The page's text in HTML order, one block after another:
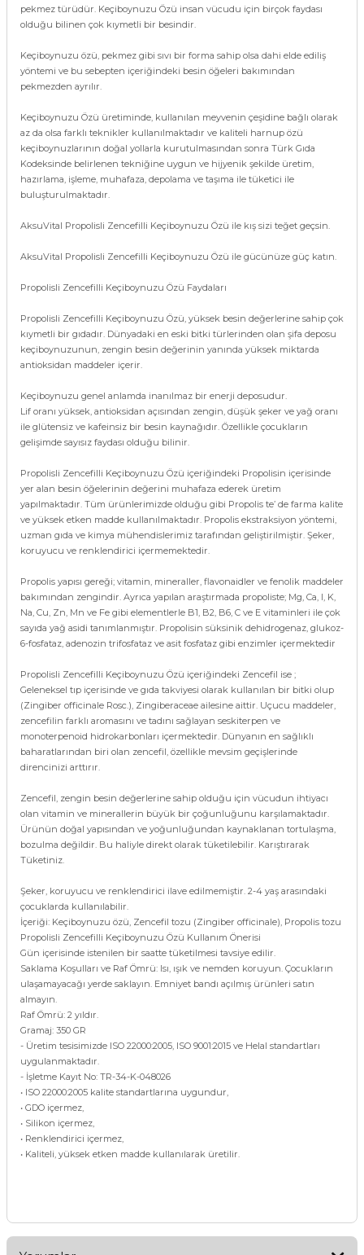
pekmez türüdür. Keçiboynuzu Özü insan vücudu için birçok faydası
olduğu bilinen çok kıymetli bir besindir.
Keçiboynuzu özü, pekmez gibi sıvı bir forma sahip olsa dahi elde ediliş
yöntemi ve bu sebepten içeriğindeki besin öğeleri bakımından
pekmezden ayrılır.
Keçiboynuzu Özü üretiminde, kullanılan meyvenin çeşidine bağlı olarak
az da olsa farklı teknikler kullanılmaktadır ve kaliteli harnup özü
keçiboynuzlarının doğal yollarla kurutulmasından sonra Türk Gıda
Kodeksinde belirlenen tekniğine uygun ve hijyenik şekilde üretim,
hazırlama, işleme, muhafaza, depolama ve taşıma ile tüketici ile
buluşturulmaktadır.
AksuVital Propolisli Zencefilli Keçiboynuzu Özü ile kış sizi teğet geçsin.
AksuVital Propolisli Zencefilli Keçiboynuzu Özü ile gücünüze güç katın.
Propolisli Zencefilli Keçiboynuzu Özü Faydaları
Propolisli Zencefilli Keçiboynuzu Özü, yüksek besin değerlerine sahip çok
kıymetli bir gıdadır. Dünyadaki en eski bitki türlerinden olan şifa deposu
keçiboynuzunun, zengin besin değerinin yanında yüksek miktarda
antioksidan maddeler içerir.
Keçiboynuzu genel anlamda inanılmaz bir enerji deposudur.
Lif oranı yüksek, antioksidan açısından zengin, düşük şeker ve yağ oranı
ile glütensiz ve kafeinsiz bir besin kaynağıdır. Özellikle çocukların
gelişimde sayısız faydası olduğu bilinir.
Propolisli Zencefilli Keçiboynuzu Özü içeriğindeki Propolisin içerisinde
yer alan besin öğelerinin değerini muhafaza ederek üretim
yapılmaktadır. Tüm ürünlerimizde olduğu gibi Propolis te’ de farma kalite
ve yüksek etken madde kullanılmaktadır. Propolis ekstraksiyon yöntemi,
uzman gıda ve kimya mühendislerimiz tarafından geliştirilmiştir. Şeker,
koruyucu ve renklendirici içermemektedir.
Propolis yapısı gereği; vitamin, mineraller, flavonaidler ve fenolik maddeler
bakımından zengindir. Ayrıca yapılan araştırmada propoliste; Mg, Ca, I, K,
Na, Cu, Zn, Mn ve Fe gibi elementlerle B1, B2, B6, C ve E vitaminleri ile çok
sayıda yağ asidi tanımlanmıştır. Propolisin süksinik dehidrogenaz, glukoz-
6-fosfataz, adenozin trifosfataz ve asit fosfataz gibi enzimler içermektedir
Propolisli Zencefilli Keçiboynuzu Özü içeriğindeki Zencefil ise ;
Geleneksel tıp içerisinde ve gıda takviyesi olarak kullanılan bir bitki olup
(Zingiber officinale Rosc.), Zingiberaceae ailesine aittir. Uçucu maddeler,
zencefilin farklı aromasını ve tadını sağlayan seskiterpen ve
monoterpenoid hidrokarbonları içermektedir. Dünyanın en sağlıklı
baharatlarından biri olan zencefil, özellikle mevsim geçişlerinde
direncinizi arttırır.
Zencefil, zengin besin değerlerine sahip olduğu için vücudun ihtiyacı
olan vitamin ve minerallerin büyük bir çoğunluğunu karşılamaktadır.
Ürünün doğal yapısından ve yoğunluğundan kaynaklanan tortulaşma,
bozulma değildir. Bu haliyle direkt olarak tüketilebilir. Karıştırarak
Tüketiniz.
Şeker, koruyucu ve renklendirici ilave edilmemiştir. 2-4 yaş arasındaki
çocuklarda kullanılabilir.
İçeriği: Keçiboynuzu özü, Zencefil tozu (Zingiber officinale), Propolis tozu
Propolisli Zencefilli Keçiboynuzu Özü Kullanım Önerisi
Gün içerisinde istenilen bir saatte tüketilmesi tavsiye edilir.
Saklama Koşulları ve Raf Ömrü: Isı, ışık ve nemden koruyun. Çocukların
ulaşamayacağı yerde saklayın. Emniyet bandı açılmış ürünleri satın
almayın.
Raf Ömrü: 2 yıldır.
Gramaj: 350 GR
- Üretim tesisimizde ISO 22000:2005, ISO 9001:2015 ve Helal standartları
uygulanmaktadır.
- İşletme Kayıt No: TR-34-K-048026
• ISO 22000:2005 kalite standartlarına uygundur,
• GDO içermez,
• Silikon içermez,
• Renklendirici içermez,
• Kaliteli, yüksek etken madde kullanılarak üretilir.